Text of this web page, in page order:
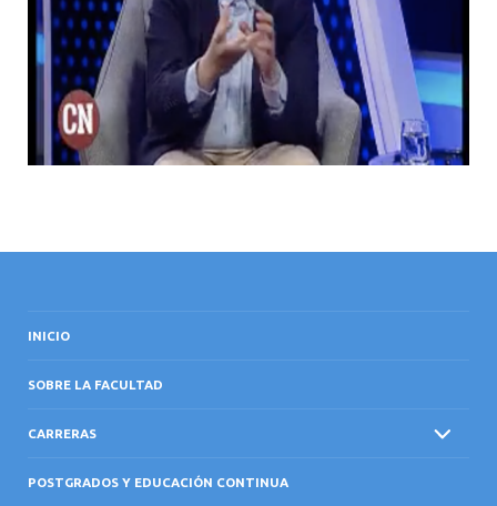
INICIO
SOBRE LA FACULTAD
CARRERAS
POSTGRADOS Y EDUCACIÓN CONTINUA